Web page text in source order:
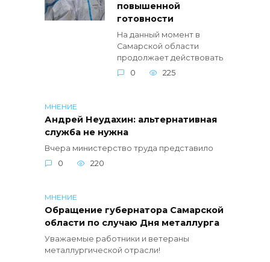
повышенной
готовности
На данный момент в
Самарской области
продолжает действовать
0
225
МНЕНИЕ
Андрей Неудахин: альтернативная
служба не нужна
Вчера министерство труда представило
0
220
МНЕНИЕ
Обращение губернатора Самарской
области по случаю Дня металлурга
Уважаемые работники и ветераны
металлургической отрасли!